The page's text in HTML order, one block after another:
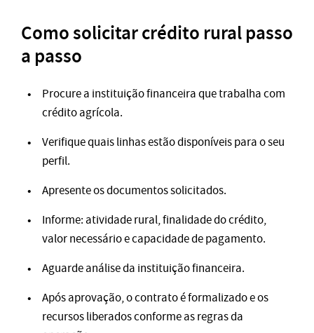
Como solicitar crédito rural passo
a passo
Procure a instituição financeira que trabalha com
crédito agrícola.
Verifique quais linhas estão disponíveis para o seu
perfil.
Apresente os documentos solicitados.
Informe: atividade rural, finalidade do crédito,
valor necessário e capacidade de pagamento.
Aguarde análise da instituição financeira.
Após aprovação, o contrato é formalizado e os
recursos liberados conforme as regras da